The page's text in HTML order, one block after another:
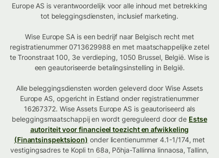
Europe AS is verantwoordelijk voor alle inhoud met betrekking
tot beleggingsdiensten, inclusief marketing.
Wise Europe SA is een bedrijf naar Belgisch recht met
registratienummer 0713629988 en met maatschappelijke zetel
te Troonstraat 100, 3e verdieping, 1050 Brussel, België. Wise is
een geautoriseerde betalingsinstelling in België.
Alle beleggingsdiensten worden geleverd door Wise Assets
Europe AS, opgericht in Estland onder registratienummer
16267372. Wise Assets Europe AS is geautoriseerd als
beleggingsmaatschappij en wordt gereguleerd door de Estse
autoriteit voor financieel toezicht en afwikkeling
(Finantsinspektsioon) onder licentienummer 4.1-1/174, met
vestigingsadres te Kopli tn 68a, Põhja-Tallinna linnaosa, Tallinn,